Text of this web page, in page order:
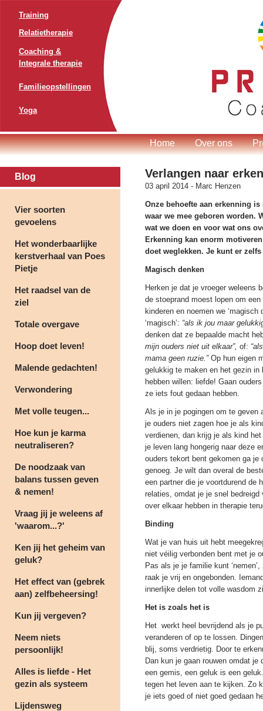
Training
Relatietherapie
Coaching &
Integrale therapie
Familieopstellingen
Yoga
Home Over ons
Blog
Vier soorten
gevoelens
Het wonderbaarlijke
kerstverhaal van Poes
Pietje
Het raadsel van de
ziel
Totale overgave
Hoop doet leven!
Malende gedachten!
Verwondering
Met volle teugen...
Hoe kun je karma
neutraliseren?
De noodzaak van
balans tussen geven
& nemen!
Vraag jij je weleens af
'waarom...?'
Ken jij het geheim van
geluk?
Het effect van (gebrek
aan) zelfbeheersing!
Kun jij vergeven?
Neem niets
persoonlijk!
Alles is liefde - Het
gezin als systeem
Lijdensweg
Verlangen naar
03 april 2014 - Marc Henzen
Onze behoefte aan erkenning
waar we mee geboren worden.
wat we doen en voor wat ons
Erkenning kan enorm
doet weglekken. Je kunt er
Magisch denken
Herken je dat je vroeger weleens
de stoeprand moest lopen om een
kinderen en noemen we
‘magisch’: “als ik jou maar
denken dat ze bepaalde macht
mijn ouders niet uit elkaar”, of:
mama geen ruzie.”Op hun eigen
gelukkig te maken en het gezin
hebben willen: liefde! Gaan
ze iets fout gedaan hebben.
Als je in je pogingen om te geven
je ouders niet zagen hoe je als
verdienen, dan krijg je als kind
je leven lang hongerig naar deze
ouders tekort bent gekomen ga
genoeg. Je wilt dan overal de
een partner die je voortdurend de
relaties, omdat je je snel
over elkaar hebben in therapie
Binding
Wat je van huis uit hebt
niet véilig verbonden bent met je
Pas als je je familie kunt
raak je vrij en ongebonden.
innerlijke delen tot volle wasdom
Het is zoals het is
Het werkt heel bevrijdend als je
veranderen of op te lossen.
blij, soms verdrietig. Door te
Dan kun je gaan rouwen omdat
een gemis, een geluk is een
tegen het leven aan te kijken. Zo
je iets goed of niet goed gedaan